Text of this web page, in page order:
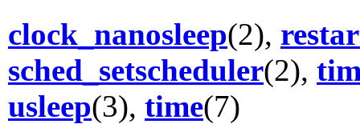
clock_nanosleep(2),
sched_setscheduler(2),
usleep(3), time(7)